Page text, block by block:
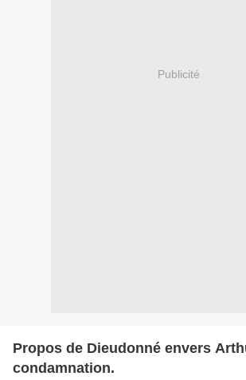
Publicité
Propos de Dieudonné envers
condamnation.